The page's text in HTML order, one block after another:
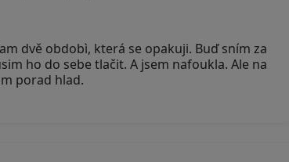
dvě obdobì, která se opakuji. Buď sním za
ho do sebe tlačit. A jsem nafoukla. Ale na
porad hlad.